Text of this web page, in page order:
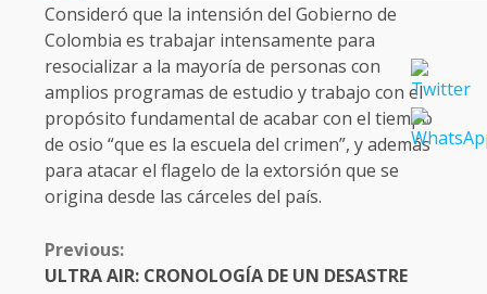
Consideró que la intensión del Gobierno de
Colombia es trabajar intensamente para
resocializar a la mayoría de personas con
amplios programas de estudio y trabajo con el
propósito fundamental de acabar con el tiempo
de osio “que es la escuela del crimen”, y además
para atacar el flagelo de la extorsión que se
origina desde las cárceles del país.
CONTINUE
READING
Previous:
ULTRA AIR: CRONOLOGÍA DE UN DESASTRE